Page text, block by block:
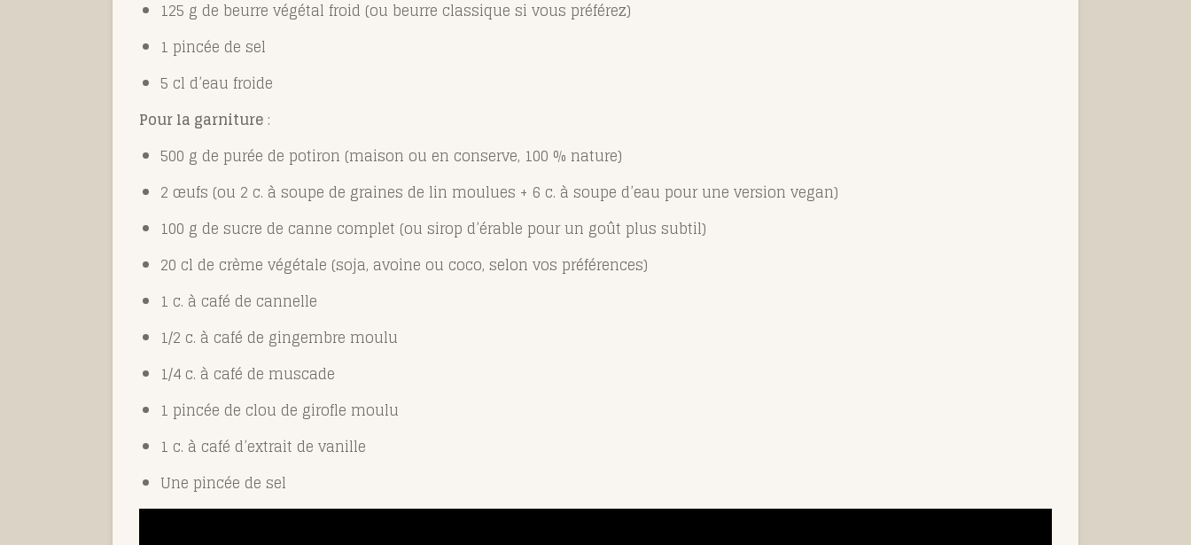
125 g de beurre végétal froid (ou beurre classique si vous préférez)
1 pincée de sel
5 cl d’eau froide
Pour la garniture :
500 g de purée de potiron (maison ou en conserve, 100 % nature)
2 œufs (ou 2 c. à soupe de graines de lin moulues + 6 c. à soupe d’eau pour une version vegan)
100 g de sucre de canne complet (ou sirop d’érable pour un goût plus subtil)
20 cl de crème végétale (soja, avoine ou coco, selon vos préférences)
1 c. à café de cannelle
1/2 c. à café de gingembre moulu
1/4 c. à café de muscade
1 pincée de clou de girofle moulu
1 c. à café d’extrait de vanille
Une pincée de sel